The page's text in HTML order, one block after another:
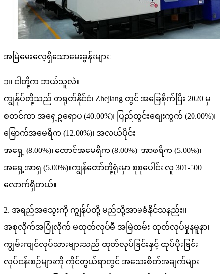
အမြဲမေးလေ့ရှိသောမေးခွန်းများ:
၁။ ငါတို့က ဘယ်သူလဲ။
ကျွန်ုပ်တို့သည် တရုတ်နိုင်ငံ၊ Zhejiang တွင် အခြေစိုက်ပြီး 2020 မှ
စတင်ကာ အရှေ့ဥရောပ (40.00%)၊ ပြည်တွင်းစျေးကွက် (20.00%)၊
မြောက်အမေရိက (12.00%)၊ အလယ်ပိုင်း
အရှေ့ (8.00%)၊ တောင်အမေရိက (8.00%)၊ အာဖရိက (5.00%)၊
အရှေ့အာရှ (5.00%)။ကျွန်တော်တို့ရုံးမှာ စုစုပေါင်း လူ 301-500
လောက်ရှိတယ်။
2. အရည်အသွေးကို ကျွန်ုပ်တို့ မည်သို့အာမခံနိုင်သနည်း။
အစုလိုက်အပြုံလိုက် မထုတ်လုပ်မီ အမြဲတမ်း ထုတ်လုပ်မှုနမူနာ၊
ကျွမ်းကျင်လုပ်သားများသည် ထုတ်လုပ်ခြင်းနှင့် ထုပ်ပိုးခြင်း
လုပ်ငန်းစဉ်များကို ကိုင်တွယ်ရာတွင် အသေးစိတ်အချက်များ